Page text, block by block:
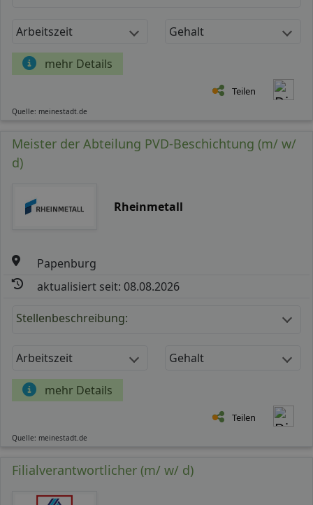
Arbeitszeit Gehalt
mehr Details
Teilen
Quelle: meinestadt.de
Meister der Abteilung PVD-Beschichtung (m/ w/
d)
Rheinmetall
Papenburg
aktualisiert seit: 08.08.2026
Stellenbeschreibung:
Arbeitszeit Gehalt
mehr Details
Teilen
Quelle: meinestadt.de
Filialverantwortlicher (m/ w/ d)